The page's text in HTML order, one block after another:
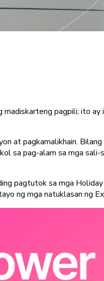
pagpili; ito ay
at pagkamalikhain.
sa pag-alam sa mga
pagtutok sa mga
ng mga natuklasan ng